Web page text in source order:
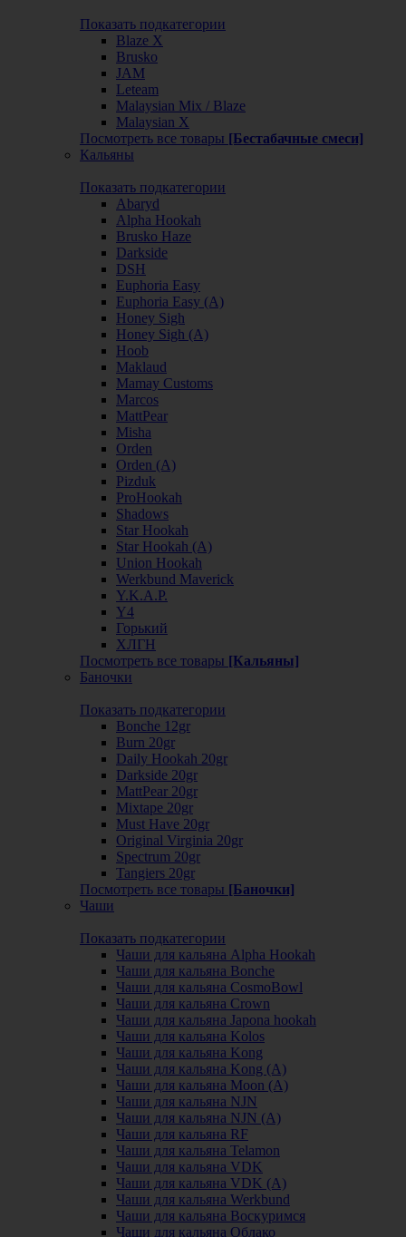
Показать подкатегории
Blaze X
Brusko
JAM
Leteam
Malaysian Mix / Blaze
Malaysian X
Посмотреть все товары [Бестабачные смеси]
Кальяны
Показать подкатегории
Abaryd
Alpha Hookah
Brusko Haze
Darkside
DSH
Euphoria Easy
Euphoria Easy (А)
Honey Sigh
Honey Sigh (А)
Hoob
Maklaud
Mamay Customs
Marcos
MattPear
Misha
Orden
Orden (А)
Pizduk
ProHookah
Shadows
Star Hookah
Star Hookah (А)
Union Hookah
Werkbund Maverick
Y.K.A.P.
Y4
Горький
ХЛГН
Посмотреть все товары [Кальяны]
Баночки
Показать подкатегории
Bonche 12gr
Burn 20gr
Daily Hookah 20gr
Darkside 20gr
MattPear 20gr
Mixtape 20gr
Must Have 20gr
Original Virginia 20gr
Spectrum 20gr
Tangiers 20gr
Посмотреть все товары [Баночки]
Чаши
Показать подкатегории
Чаши для кальяна Alpha Hookah
Чаши для кальяна Bonche
Чаши для кальяна CosmoBowl
Чаши для кальяна Crown
Чаши для кальяна Japona hookah
Чаши для кальяна Kolos
Чаши для кальяна Kong
Чаши для кальяна Kong (A)
Чаши для кальяна Moon (А)
Чаши для кальяна NJN
Чаши для кальяна NJN (А)
Чаши для кальяна RF
Чаши для кальяна Telamon
Чаши для кальяна VDK
Чаши для кальяна VDK (А)
Чаши для кальяна Werkbund
Чаши для кальяна Воскуримся
Чаши для кальяна Облако